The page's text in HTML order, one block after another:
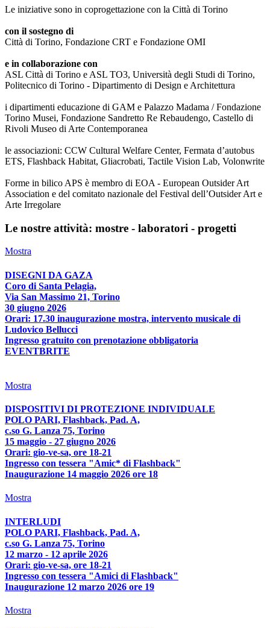
Le iniziative sono in coprogettazione con la Città di Torino
con il sostegno di
Città di Torino, Fondazione CRT e Fondazione OMI
e in collaborazione con
ASL Città di Torino e ASL TO3, Università degli Studi di Torino,
Politecnico di Torino - Dipartimento di Design e Architettura
i dipartimenti educazione di GAM e Palazzo Madama / Fondazione
Torino Musei, Fondazione Sandretto Re Rebaudengo, Castello di
Rivoli Museo di Arte Contemporanea
le associazioni: CCW Cultural Welfare Center, Fermata d’autobus
ETS, Flashback Habitat, Gliacrobati, Tactile Vision Lab, Volonwrite
Forme in bilico APS è membro di EOA - European Outsider Art
Association e del comitato nazionale del Festival dell’Outsider Art e
Arte Irregolare
Le nostre attività: mostre - laboratori - progetti
Mostra
DISEGNI DA GAZA
Coro di Santa Pelagia,
Via San Massimo 21, Torino
30 giugno 2026
Orari: 17.30 inaugurazione mostra, intervento musicale di
Ludovico Bellucci
Ingresso gratuito con prenotazione obbligatoria
EVENTBRITE
Mostra
DISPOSITIVI DI PROTEZIONE INDIVIDUALE
POLO PARI, Flashback, Pad. A,
c.so G. Lanza 75, Torino
15 maggio - 27 giugno 2026
Orari: gio-ve-sa, ore 18-21
Ingresso con tessera "Amic* di Flashback"
Inaugurazione 14 maggio 2026 ore 18
Mostra
INTERLUDI
POLO PARI, Flashback, Pad. A,
c.so G. Lanza 75, Torino
12 marzo - 12 aprile 2026
Orari: gio-ve-sa, ore 18-21
Ingresso con tessera "Amici di Flashback"
Inaugurazione 12 marzo 2026 ore 19
Mostra